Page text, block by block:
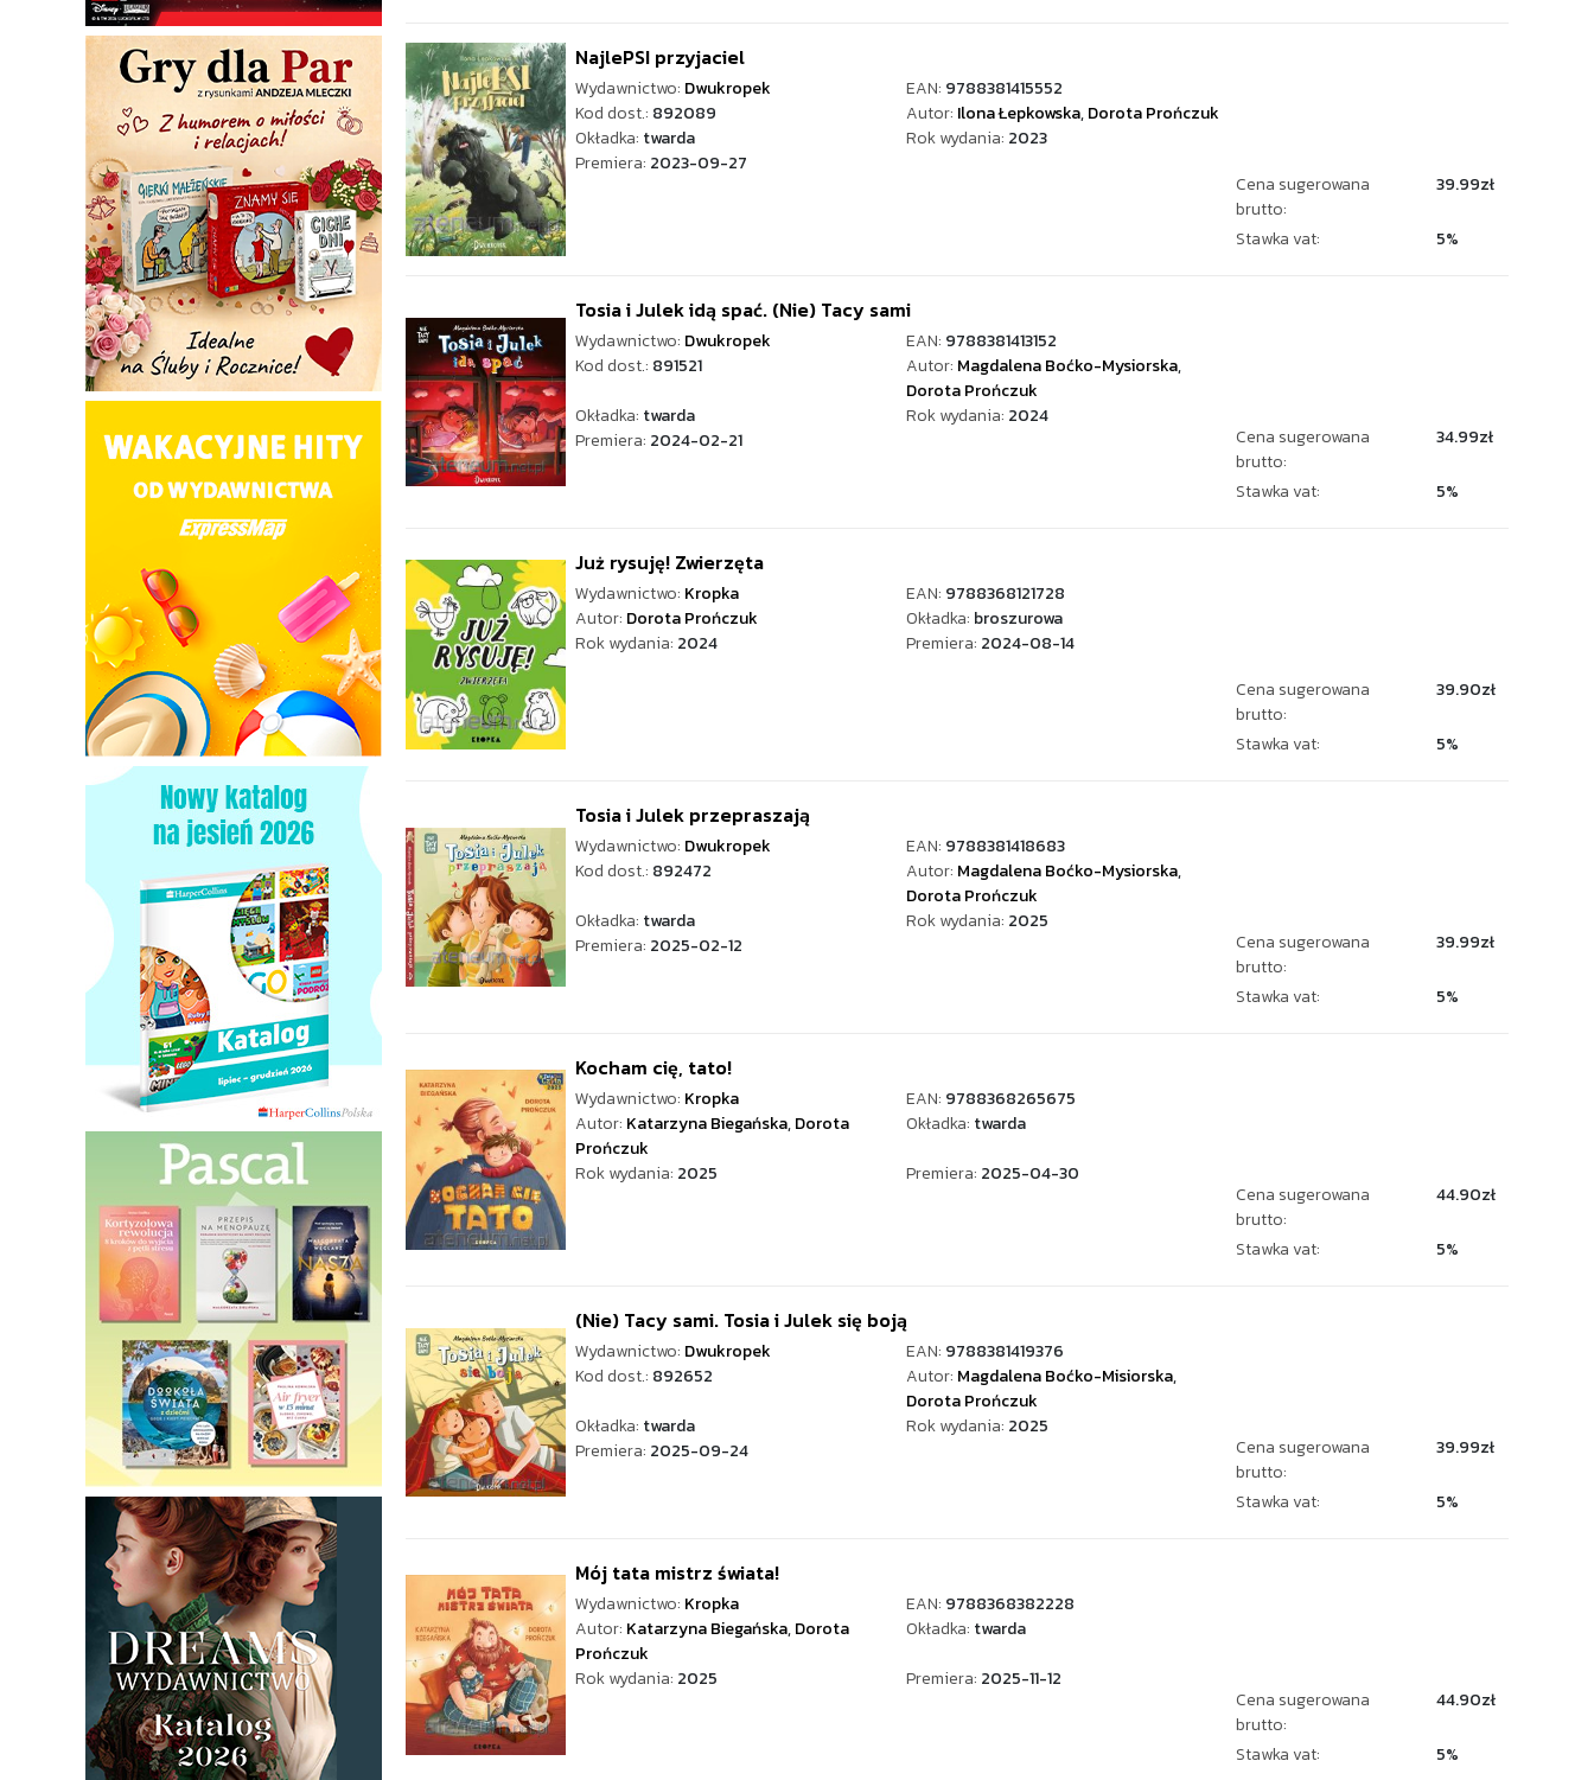
NajlePSI przyjaciel
Wydawnictwo: Dwukropek EAN: 9788381415552
Kod dost.: 892089 Autor: Ilona Łepkowska,Dorota Prończuk
Okładka: twarda Rok wydania: 2023
Premiera: 2023-09-27
Cena sugerowana
brutto:
39.99zł
Stawka vat: 5%
Tosia i Julek idą spać. (Nie) Tacy sami
Wydawnictwo: Dwukropek EAN: 9788381413152
Kod dost.: 891521 Autor: Magdalena Boćko-Mysiorska,
Dorota Prończuk
Okładka: twarda Rok wydania: 2024
Premiera: 2024-02-21
Cena sugerowana
brutto:
34.99zł
Stawka vat: 5%
Już rysuję! Zwierzęta
Wydawnictwo: Kropka EAN: 9788368121728
Autor: Dorota Prończuk Okładka: broszurowa
Rok wydania: 2024 Premiera: 2024-08-14
Cena sugerowana
brutto:
39.90zł
Stawka vat: 5%
Tosia i Julek przepraszają
Wydawnictwo: Dwukropek EAN: 9788381418683
Kod dost.: 892472 Autor: Magdalena Boćko-Mysiorska,
Dorota Prończuk
Okładka: twarda Rok wydania: 2025
Premiera: 2025-02-12
Cena sugerowana
brutto:
39.99zł
Stawka vat: 5%
Kocham cię, tato!
Wydawnictwo: Kropka EAN: 9788368265675
Autor: Katarzyna Biegańska,Dorota
Prończuk
Okładka: twarda
Rok wydania: 2025 Premiera: 2025-04-30
Cena sugerowana
brutto:
44.90zł
Stawka vat: 5%
(Nie) Tacy sami. Tosia i Julek się boją
Wydawnictwo: Dwukropek EAN: 9788381419376
Kod dost.: 892652 Autor: Magdalena Boćko-Misiorska,
Dorota Prończuk
Okładka: twarda Rok wydania: 2025
Premiera: 2025-09-24
Cena sugerowana
brutto:
39.99zł
Stawka vat: 5%
Mój tata mistrz świata!
Wydawnictwo: Kropka EAN: 9788368382228
Autor: Katarzyna Biegańska,Dorota
Prończuk
Okładka: twarda
Rok wydania: 2025 Premiera: 2025-11-12
Cena sugerowana
brutto:
44.90zł
Stawka vat: 5%